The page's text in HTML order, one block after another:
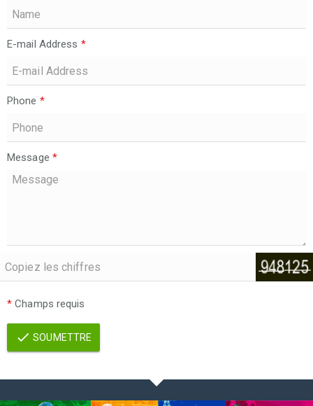
E-mail Address *
Phone *
Message *
* Champs requis
SOUMETTRE